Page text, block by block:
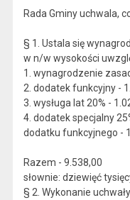
Rada Gminy uchwala,
§ 1. Ustala się
w n/w wysokości
1. wynagrodzenie
2. dodatek funkcyjny -
3. wysługa lat 20% -
4. dodatek specjalny
dodatku funkcyjnego -
Razem - 9.538,00
słownie: dziewięć
§ 2. Wykonanie